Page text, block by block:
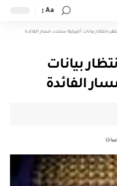
Aa
بانتظار بيانات أميركية ستحدد مسار الفائدة
بيانات
الفائدة